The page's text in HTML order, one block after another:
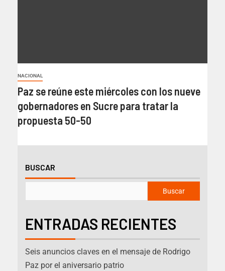
NACIONAL
Paz se reúne este miércoles con los nueve
gobernadores en Sucre para tratar la
propuesta 50-50
BUSCAR
Buscar
ENTRADAS RECIENTES
Seis anuncios claves en el mensaje de Rodrigo
Paz por el aniversario patrio